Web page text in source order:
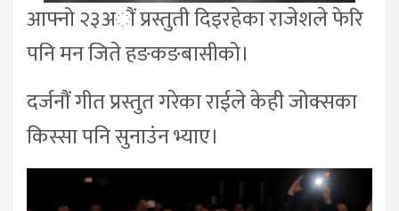
आफ्नो २३अौं प्रस्तुती दिइरहेका राजेशले फेरि
पनि मन जिते हङकङबासीको।
दर्जनौं गीत प्रस्तुत गरेका राईले केही जोक्सका
किस्सा पनि सुनाउंन भ्याए।